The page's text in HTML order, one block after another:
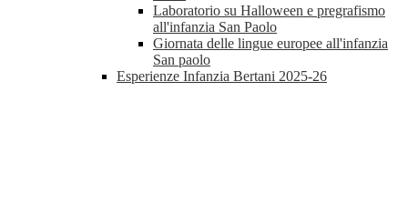
Laboratorio su Halloween e pregrafismo
all'infanzia San Paolo
Giornata delle lingue europee all'infanzia
San paolo
Esperienze Infanzia Bertani 2025-26